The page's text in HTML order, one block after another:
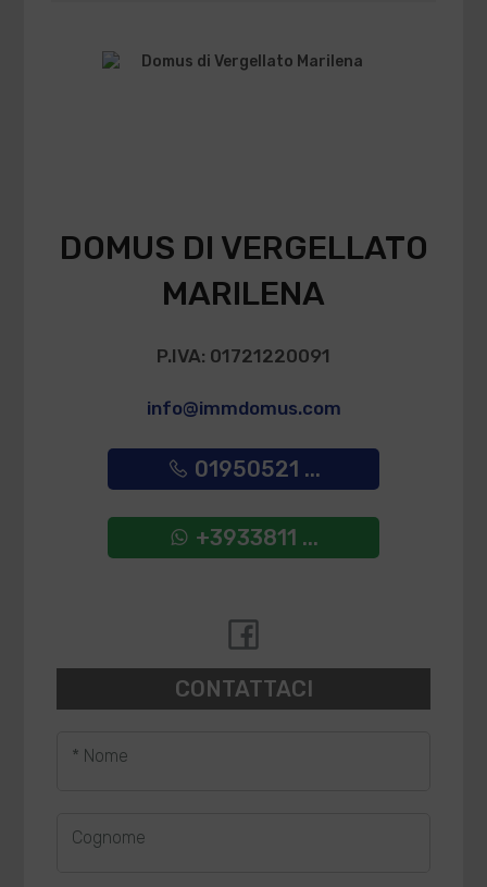
DOMUS DI VERGELLATO
MARILENA
P.IVA: 01721220091
info@immdomus.com
01950521 ...
+3933811 ...
CONTATTACI
* Nome
Cognome